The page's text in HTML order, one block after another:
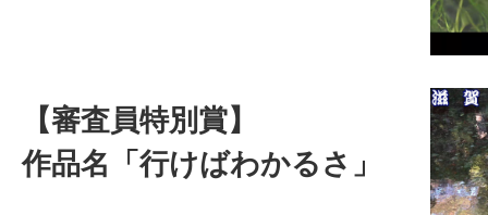
【審査員特別賞】
作品名「行けばわかるさ」